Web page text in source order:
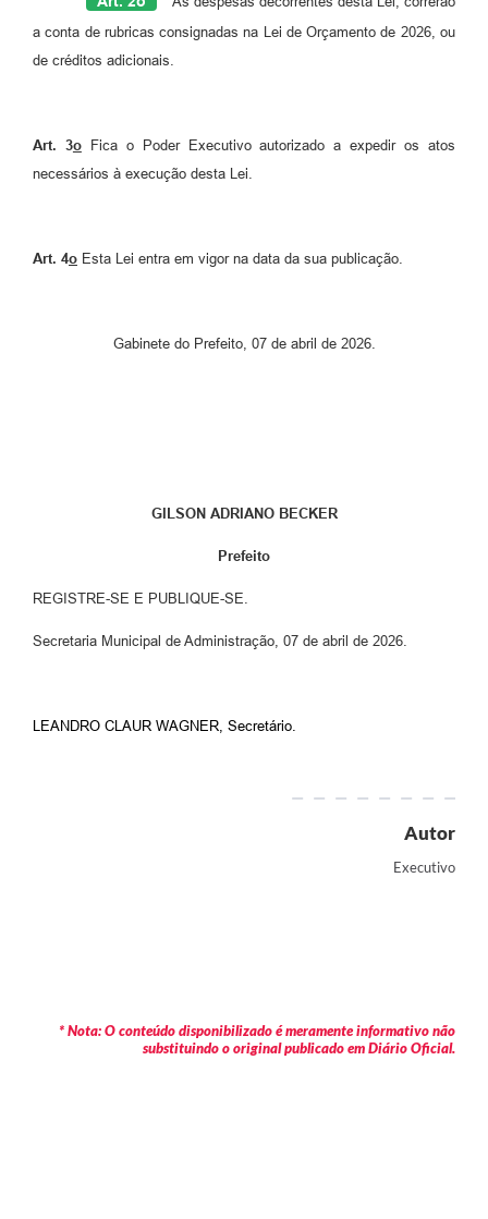
a conta de rubricas consignadas na Lei de Orçamento de 2026, ou
de créditos adicionais.
Art. 3o
Fica o Poder Executivo autorizado a expedir os atos
necessários à execução desta Lei.
Art. 4o Esta Lei entra em vigor na data da sua publicação.
Gabinete do Prefeito, 07 de abril de 2026.
GILSON ADRIANO BECKER
Prefeito
REGISTRE-SE E PUBLIQUE-SE.
Secretaria Municipal de Administração, 07 de abril de 2026.
LEANDRO CLAUR WAGNER, Secretário.
Autor
Executivo
* Nota: O conteúdo disponibilizado é meramente informativo não
substituindo o original publicado em Diário Oficial.